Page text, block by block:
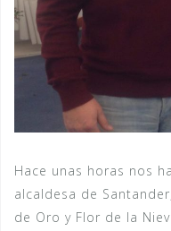
Hace unas horas nos
alcaldesa de
de Oro y Flor de la